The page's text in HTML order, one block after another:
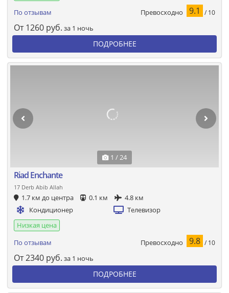
По отзывам
Превосходно 9.1 / 10
От 1260 руб. за 1 ночь
ПОДРОБНЕЕ
1 / 24
Riad Enchante
17 Derb Abib Allah
1.7 км до центра 0.1 км
4.8 км
Кондиционер
Телевизор
Низкая цена
По отзывам
Превосходно 9.8 / 10
От2340 руб. за 1 ночь
ПОДРОБНЕЕ